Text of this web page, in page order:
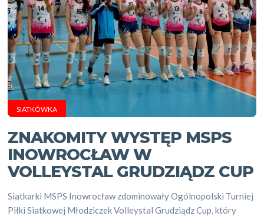
SIATKÓWKA
ZNAKOMITY WYSTĘP MSPS
INOWROCŁAW W
VOLLEYSTAL GRUDZIĄDZ CUP
Siatkarki MSPS Inowrocław zdominowały Ogólnopolski Turniej
Piłki Siatkowej Młodziczek Volleystal Grudziądz Cup, który